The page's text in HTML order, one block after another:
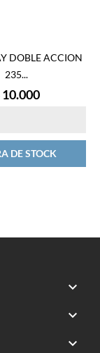
DOBLE ACCION
235...
10.000
DE STOCK


